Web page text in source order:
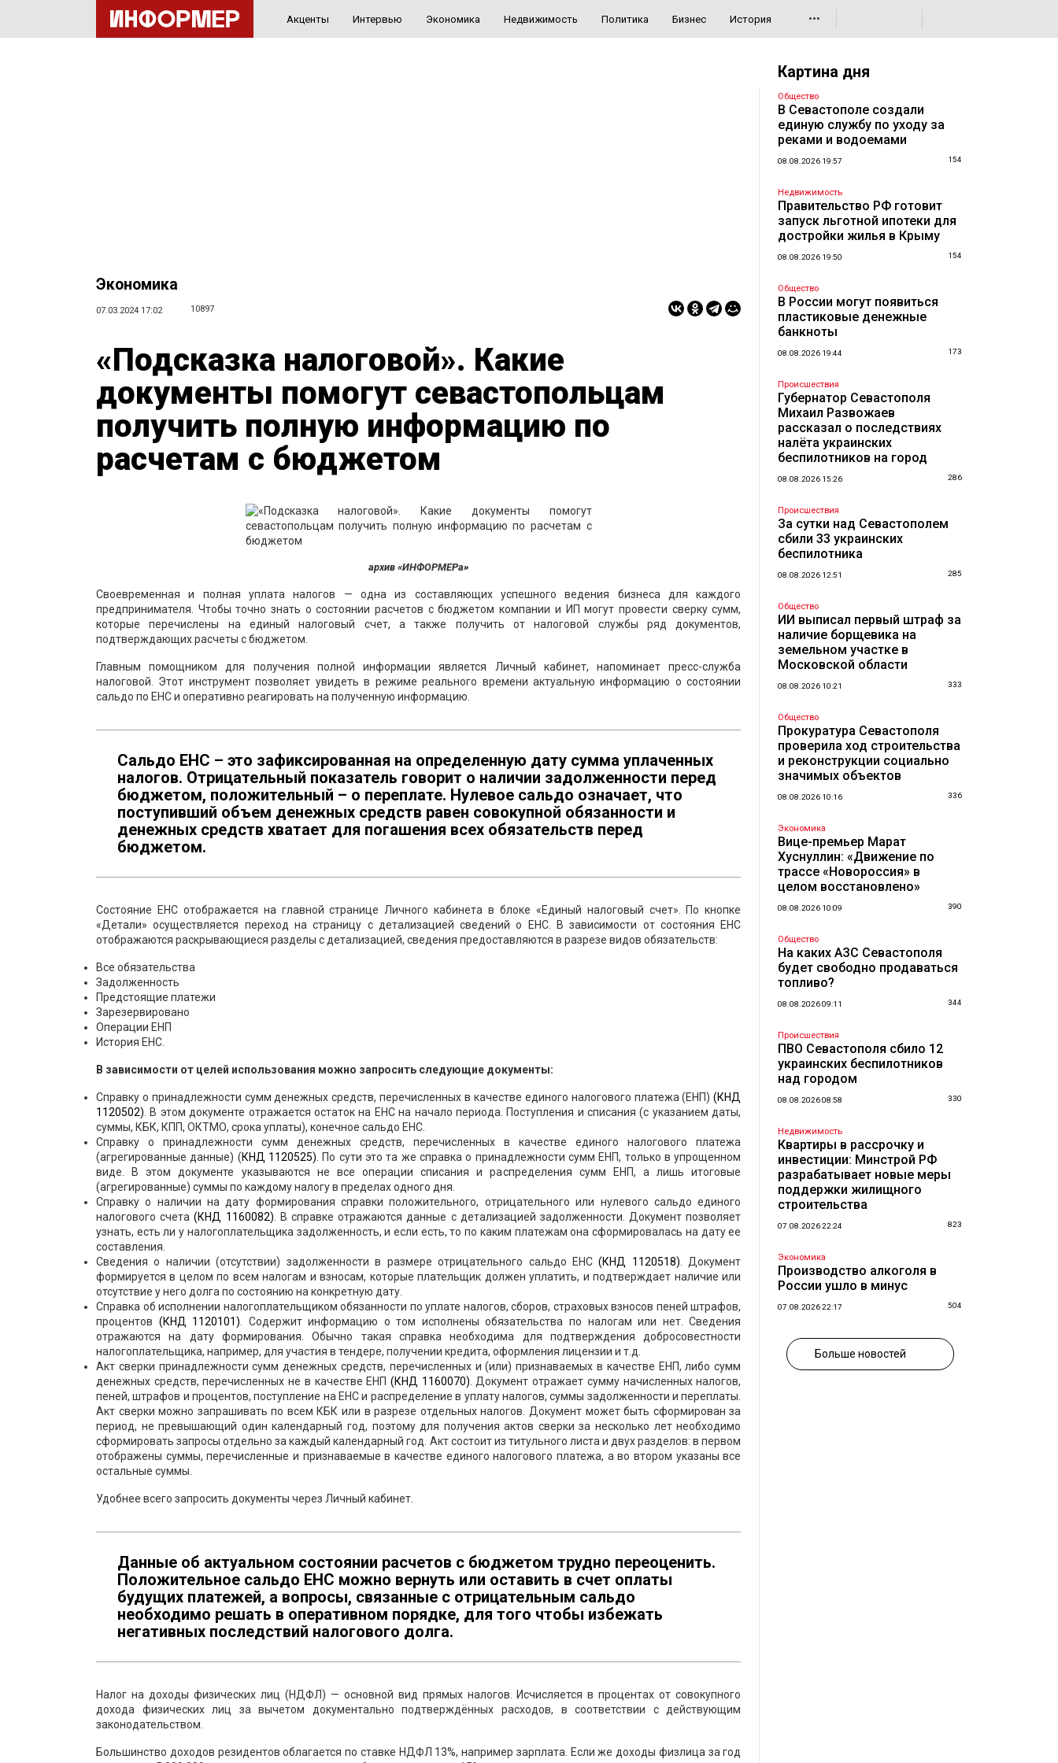
Акценты Интервью Экономика Недвижимость Политика Бизнес История •••
Экономика
07.03.2024 17:02 10897
«Подсказка налоговой». Какие
документы помогут севастопольцам
получить полную информацию по
расчетам с бюджетом
архив «ИНФОРМЕРа»
Своевременная и полная уплата налогов — одна из составляющих успешного ведения бизнеса для каждого
предпринимателя. Чтобы точно знать о состоянии расчетов с бюджетом компании и ИП могут провести сверку сумм,
которые перечислены на единый налоговый счет, а также получить от налоговой службы ряд документов,
подтверждающих расчеты с бюджетом.
Главным помощником для получения полной информации является Личный кабинет, напоминает пресс-служба
налоговой. Этот инструмент позволяет увидеть в режиме реального времени актуальную информацию о состоянии
сальдо по ЕНС и оперативно реагировать на полученную информацию.
Сальдо ЕНС – это зафиксированная на определенную дату сумма уплаченных
налогов. Отрицательный показатель говорит о наличии задолженности перед
бюджетом, положительный – о переплате. Нулевое сальдо означает, что
поступивший объем денежных средств равен совокупной обязанности и
денежных средств хватает для погашения всех обязательств перед
бюджетом.
Состояние ЕНС отображается на главной странице Личного кабинета в блоке «Единый налоговый счет». По кнопке
«Детали» осуществляется переход на страницу с детализацией сведений о ЕНС. В зависимости от состояния ЕНС
отображаются раскрывающиеся разделы с детализацией, сведения предоставляются в разрезе видов обязательств:
Все обязательства
Задолженность
Предстоящие платежи
Зарезервировано
Операции ЕНП
История ЕНС.
В зависимости от целей использования можно запросить следующие документы:
Справку о принадлежности сумм денежных средств, перечисленных в качестве единого налогового платежа (ЕНП)(КНД
1120502) . В этом документе отражается остаток на ЕНС на начало периода. Поступления и списания (с указанием даты,
суммы, КБК, КПП, ОКТМО, срока уплаты), конечное сальдо ЕНС.
Справку о принадлежности сумм денежных средств, перечисленных в качестве единого налогового платежа
(агрегированные данные) (КНД 1120525) . По сути это та же справка о принадлежности сумм ЕНП, только в упрощенном
виде. В этом документе указываются не все операции списания и распределения сумм ЕНП, а лишь итоговые
(агрегированные) суммы по каждому налогу в пределах одного дня.
Справку о наличии на дату формирования справки положительного, отрицательного или нулевого сальдо единого
налогового счета(КНД 1160082) . В справке отражаются данные с детализацией задолженности. Документ позволяет
узнать, есть ли у налогоплательщика задолженность, и если есть, то по каким платежам она сформировалась на дату ее
составления.
Сведения о наличии (отсутствии) задолженности в размере отрицательного сальдо ЕНС(КНД 1120518) . Документ
формируется в целом по всем налогам и взносам, которые плательщик должен уплатить, и подтверждает наличие или
отсутствие у него долга по состоянию на конкретную дату.
Справка об исполнении налогоплательщиком обязанности по уплате налогов, сборов, страховых взносов пеней штрафов,
процентов (КНД 1120101) . Содержит информацию о том исполнены обязательства по налогам или нет. Сведения
отражаются на дату формирования. Обычно такая справка необходима для подтверждения добросовестности
налогоплательщика, например, для участия в тендере, получении кредита, оформления лицензии и т.д.
Акт сверки принадлежности сумм денежных средств, перечисленных и (или) признаваемых в качестве ЕНП, либо сумм
денежных средств, перечисленных не в качестве ЕНП (КНД 1160070) . Документ отражает сумму начисленных налогов,
пеней, штрафов и процентов, поступление на ЕНС и распределение в уплату налогов, суммы задолженности и переплаты.
Акт сверки можно запрашивать по всем КБК или в разрезе отдельных налогов. Документ может быть сформирован за
период, не превышающий один календарный год, поэтому для получения актов сверки за несколько лет необходимо
сформировать запросы отдельно за каждый календарный год. Акт состоит из титульного листа и двух разделов: в первом
отображены суммы, перечисленные и признаваемые в качестве единого налогового платежа, а во втором указаны все
остальные суммы.
Удобнее всего запросить документы через Личный кабинет.
Данные об актуальном состоянии расчетов с бюджетом трудно переоценить.
Положительное сальдо ЕНС можно вернуть или оставить в счет оплаты
будущих платежей, а вопросы, связанные с отрицательным сальдо
необходимо решать в оперативном порядке, для того чтобы избежать
негативных последствий налогового долга.
Налог на доходы физических лиц (НДФЛ) — основной вид прямых налогов. Исчисляется в процентах от совокупного
дохода физических лиц за вычетом документально подтверждённых расходов, в соответствии с действующим
законодательством.
Большинство доходов резидентов облагается по ставке НДФЛ 13%, например зарплата. Если же доходы физлица за год
Картина дня
Общество
В Севастополе создали
единую службу по уходу за
реками и водоемами
08.08.2026 19:57 154
Недвижимость
Правительство РФ готовит
запуск льготной ипотеки для
достройки жилья в Крыму
08.08.2026 19:50 154
Общество
В России могут появиться
пластиковые денежные
банкноты
08.08.2026 19:44 173
Происшествия
Губернатор Севастополя
Михаил Развожаев
рассказал о последствиях
налёта украинских
беспилотников на город
08.08.2026 15:26 286
Происшествия
За сутки над Севастополем
сбили 33 украинских
беспилотника
08.08.2026 12:51 285
Общество
ИИ выписал первый штраф за
наличие борщевика на
земельном участке в
Московской области
08.08.2026 10:21 333
Общество
Прокуратура Севастополя
проверила ход строительства
и реконструкции социально
значимых объектов
08.08.2026 10:16 336
Экономика
Вице-премьер Марат
Хуснуллин: «Движение по
трассе «Новороссия» в
целом восстановлено»
08.08.2026 10:09 390
Общество
На каких АЗС Севастополя
будет свободно продаваться
топливо?
08.08.2026 09:11 344
Происшествия
ПВО Севастополя сбило 12
украинских беспилотников
над городом
08.08.2026 08:58 330
Недвижимость
Квартиры в рассрочку и
инвестиции: Минстрой РФ
разрабатывает новые меры
поддержки жилищного
строительства
07.08.2026 22:24 823
Экономика
Производство алкоголя в
России ушло в минус
07.08.2026 22:17 504
Больше новостей